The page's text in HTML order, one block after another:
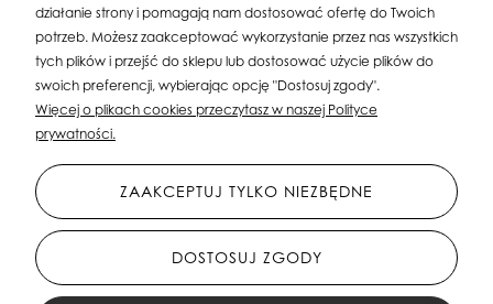
Silit Group Maciej Suska
| ul. Astronomów 16, 80-299 Gdańsk, woj. pomorskie
sklepsusetti@gmail.com
Tel.: 508-107-233 | NIP: 5841956567 REGON:
działanie strony i pomagają nam dostosować ofertę do Twoich
potrzeb. Możesz zaakceptować wykorzystanie przez nas wszystkich
tych plików i przejść do sklepu lub dostosować użycie plików do
swoich preferencji, wybierając opcję "Dostosuj zgody".
Więcej o plikach cookies przeczytasz w naszej Polityce
prywatności.
ZAAKCEPTUJ TYLKO NIEZBĘDNE
DOSTOSUJ ZGODY